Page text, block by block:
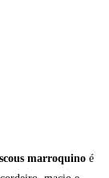
marroquino é